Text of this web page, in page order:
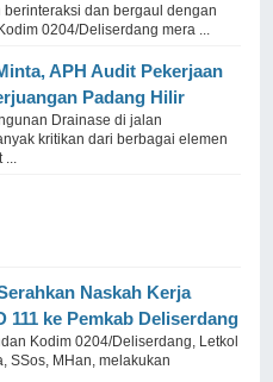
dan bergaul dengan
0204/Deliserdang mera ...
APH Audit Pekerjaan
Padang Hilir
Drainase di jalan
kritikan dari berbagai elemen
Naskah Kerja
111 ke Pemkab Deliserdang
Kodim 0204/Deliserdang, Letkol
SSos, MHan, melakukan